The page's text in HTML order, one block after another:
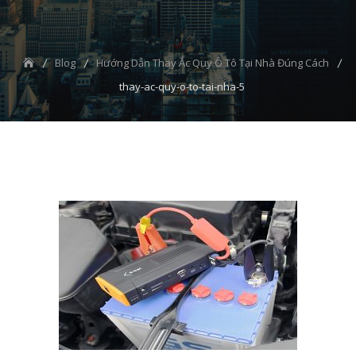
Blog
Hướng Dẫn Thay Ắc Quy Ô Tô Tại Nhà Đúng Cách
thay-ac-quy-o-to-tai-nha-5